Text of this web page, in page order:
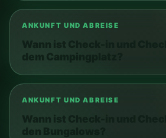
ANKUNFT UND ABREISE
Wann ist Check-in und
dem Campingplatz?
ANKUNFT UND ABREISE
Wann ist Check-in und
den Bungalows?